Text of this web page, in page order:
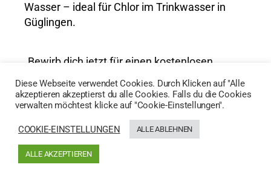
Wasser – ideal für Chlor im Trinkwasser in
Güglingen.
„Bewirb dich jetzt für einen kostenlosen
Wassertest und entdecke die Vorteile von
AktivWasser für Chlor im Trinkwasser in
Güglingen!“
HIER GEHTS ZUM WASSERTEST
Diese Webseite verwendet Cookies. Durch Klicken auf "Alle
akzeptieren akzeptierst du alle Cookies. Falls du die Cookies
verwalten möchtest klicke auf "Cookie-Einstellungen".
COOKIE-EINSTELLUNGEN ALLE ABLEHNEN
ALLE AKZEPTIEREN